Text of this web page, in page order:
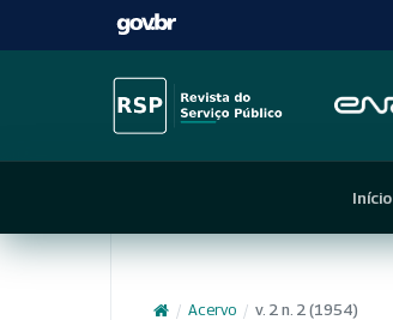
Início
/ Acervo / v. 2 n. 2 (1954)